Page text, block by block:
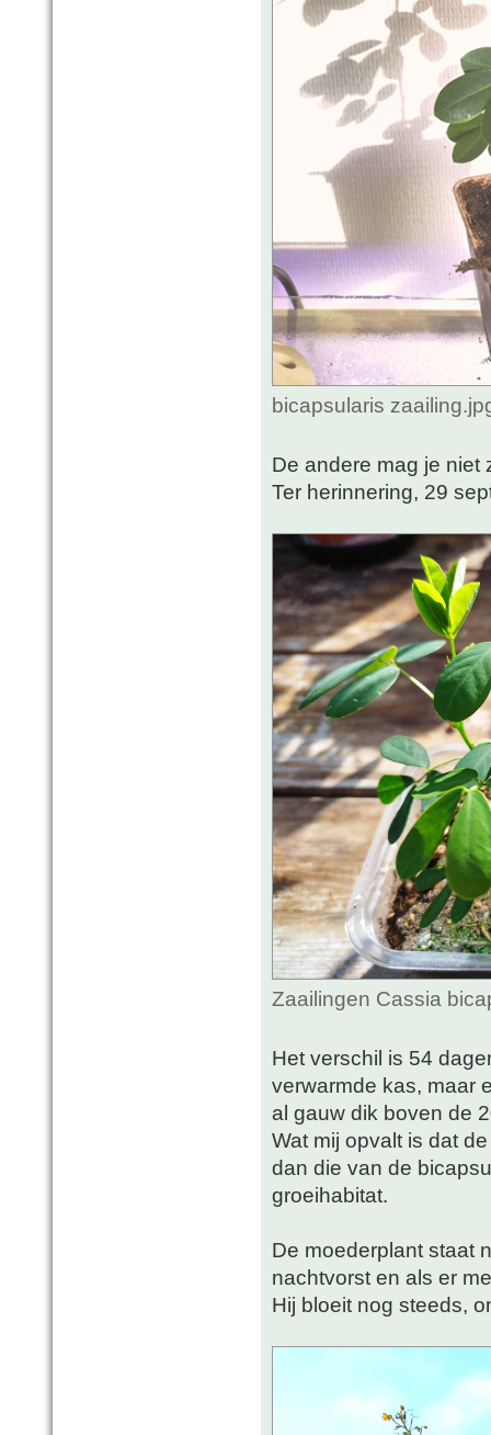
bicapsularis
De andere mag je niet
Ter herinnering, 29
Zaailingen Cassia
Het verschil is 54
verwarmde kas, maar
al gauw dik boven de
Wat mij opvalt is dat
dan die van de
groeihabitat.
De moederplant staat
nachtvorst en als er
Hij bloeit nog steeds,